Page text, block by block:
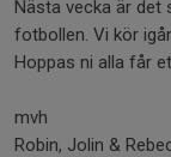
Nästa vecka är det
fotbollen. Vi kör
Hoppas ni alla får
mvh
Robin, Jolin &